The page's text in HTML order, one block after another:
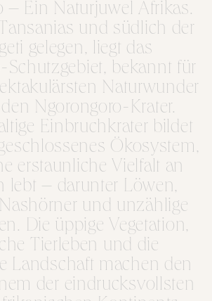
– Ein Naturjuwel Afrikas.
und südlich der
gelegen, liegt das
Schutzgebiet, bekannt für
Naturwunder
Ngorongoro-Krater.
Einbruchkrater bildet
Ökosystem,
erstaunliche Vielfalt an
lebt – darunter Löwen,
und unzählige
Die üppige Vegetation,
Tierleben und die
Landschaft machen den
der eindrucksvollsten